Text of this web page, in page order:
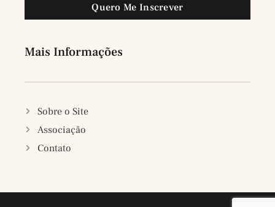
Quero Me Inscrever
Mais Informações
Sobre o Site
Associação
Contato